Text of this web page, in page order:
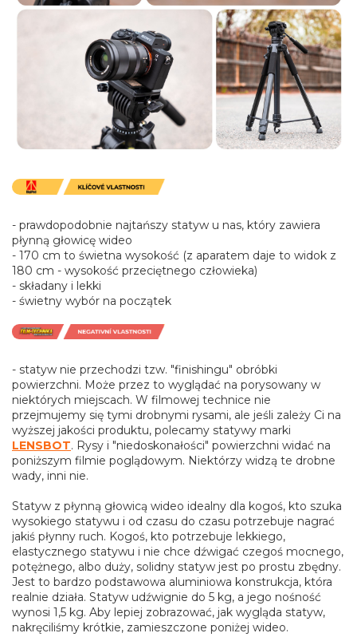
- prawdopodobnie najtańszy statyw u nas, który zawiera
płynną głowicę wideo
- 170 cm to świetna wysokość (z aparatem daje to widok z
180 cm - wysokość przeciętnego człowieka)
- składany i lekki
- świetny wybór na początek
- statyw nie przechodzi tzw. "finishingu" obróbki
powierzchni. Może przez to wyglądać na porysowany w
niektórych miejscach. W filmowej technice nie
przejmujemy się tymi drobnymi rysami, ale jeśli zależy Ci na
wyższej jakości produktu, polecamy statywy marki
LENSBOT. Rysy i "niedoskonałości" powierzchni widać na
poniższym filmie poglądowym. Niektórzy widzą te drobne
wady, inni nie.
Statyw z płynną głowicą wideo idealny dla kogoś, kto szuka
wysokiego statywu i od czasu do czasu potrzebuje nagrać
jakiś płynny ruch. Kogoś, kto potrzebuje lekkiego,
elastycznego statywu i nie chce dźwigać czegoś mocnego,
potężnego, albo duży, solidny statyw jest po prostu zbędny.
Jest to bardzo podstawowa aluminiowa konstrukcja, która
realnie działa. Statyw udźwignie do 5 kg, a jego nośność
wynosi 1,5 kg. Aby lepiej zobrazować, jak wygląda statyw,
nakręciliśmy krótkie, zamieszczone poniżej wideo.